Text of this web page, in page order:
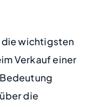
die wichtigsten
Verkauf einer
die